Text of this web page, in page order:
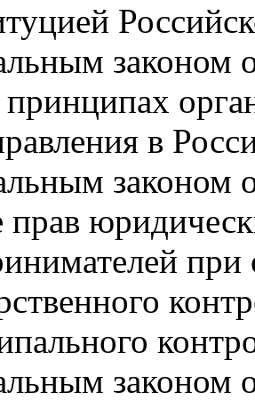
в
прав
при